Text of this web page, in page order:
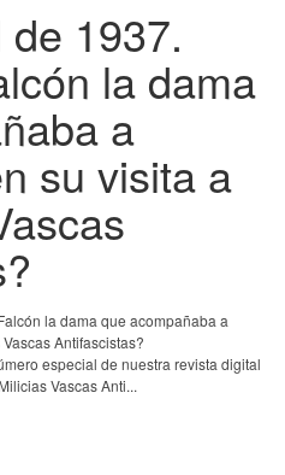
1937.
la dama
a
su visita a
especial de nuestra revista digital
Vascas Anti...